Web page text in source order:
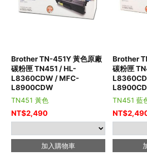
Brother TN-451Y 黃色原廠
碳粉匣 TN451 / HL-
L8360CDW / MFC-
L8900CDW
TN451 黃色
NT$2,490
加入購物車
Brother
碳粉匣
TN451 藍
NT$